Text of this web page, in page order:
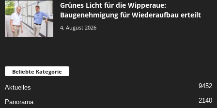
Grünes Licht für die Wipperaue:
Baugenehmigung für Wiederaufbau erteilt
4. August 2026
Beliebte Kategorie
Aktuelles 9452
Panorama 2140